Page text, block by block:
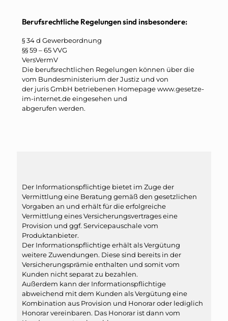
Berufsrechtliche Regelungen sind insbesondere:
§ 34 d Gewerbeordnung
§§ 59 – 65 VVG
VersVermV
Die berufsrechtlichen Regelungen können über die
vom Bundesministerium der Justiz und von
der juris GmbH betriebenen Homepage www.gesetze-
im-internet.de eingesehen und
abgerufen werden.
Der Informationspflichtige bietet im Zuge der
Vermittlung eine Beratung gemäß den gesetzlichen
Vorgaben an und erhält für die erfolgreiche
Vermittlung eines Versicherungsvertrages eine
Provision und ggf. Servicepauschale vom
Produktanbieter.
Der Informationspflichtige erhält als Vergütung
weitere Zuwendungen. Diese sind bereits in der
Versicherungsprämie enthalten und somit vom
Kunden nicht separat zu bezahlen.
Außerdem kann der Informationspflichtige
abweichend mit dem Kunden als Vergütung eine
Kombination aus Provision und Honorar oder lediglich
Honorar vereinbaren. Das Honorar ist dann vom